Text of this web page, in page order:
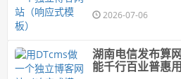
2026-07-06
湖南电信发布算
能千行百业普惠用